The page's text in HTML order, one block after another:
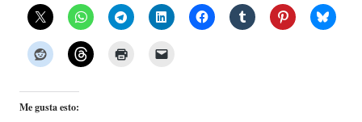
Me gusta esto: